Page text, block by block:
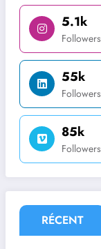
5.1k
Followers
55k
Followers
85k
Followers
RÉCENT